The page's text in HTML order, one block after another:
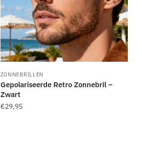
ZONNEBRILLEN
Gepolariseerde Retro Zonnebril –
Zwart
€29,95